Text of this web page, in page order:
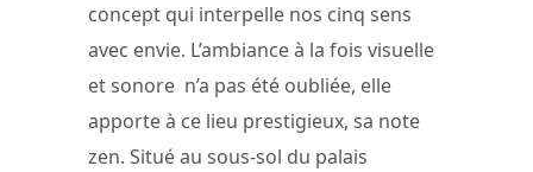
concept qui interpelle nos cinq sens
avec envie. L’ambiance à la fois visuelle
et sonore n’a pas été oubliée, elle
apporte à ce lieu prestigieux, sa note
zen. Situé au sous-sol du palais